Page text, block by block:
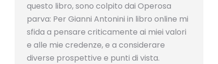
questo libro, sono colpito dai Operosa
parva: Per Gianni Antonini in libro online mi
sfida a pensare criticamente ai miei valori
e alle mie credenze, e a considerare
diverse prospettive e punti di vista.